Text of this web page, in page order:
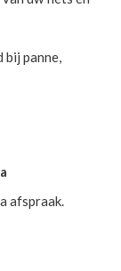
bij panne,
afspraak.